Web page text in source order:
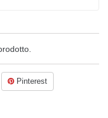
Pinterest